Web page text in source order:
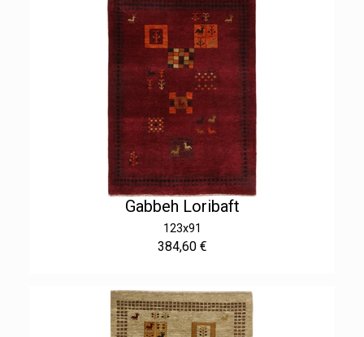
Gabbeh Loribaft
123x91
384,60 €